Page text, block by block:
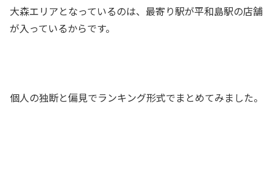
大森エリアとなっているのは、最寄り駅が平和島駅の店舗
が入っているからです。
個人の独断と偏見でランキング形式でまとめてみました。